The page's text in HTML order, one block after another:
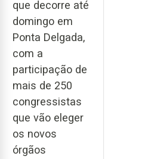
que decorre até
domingo em
Ponta Delgada,
com a
participação de
mais de 250
congressistas
que vão eleger
os novos
órgãos